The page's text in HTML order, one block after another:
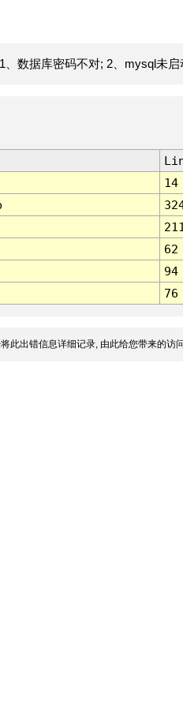
数据库密码不对; 2、mysql未启
14
211
62
94
76
此出错信息详细记录, 由此给您带来的访